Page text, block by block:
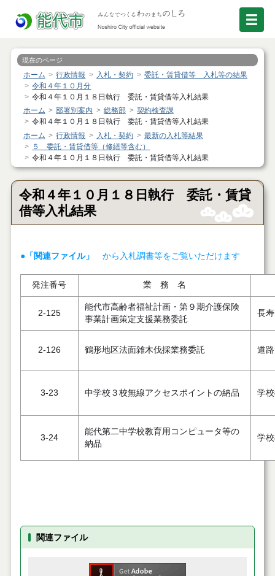
現在のページ
ホーム 行政情報 入札・契約
委託・賃貸借等 入札等の結果
令和４年１０月分
令和４年１０月１８日執行 委託・賃貸借等入札結果
ホーム
部署別案内 総務部
契約検査課
令和４年１０月１８日執行 委託・賃貸借等入札結果
ホーム
行政情報 入札・契約
最新の入札等結果
５ 委託・賃貸借等（修繕等含む）
令和４年１０月１８日執行 委託・賃貸借等入札結果
令和４年１０月１８日執行 委託・賃貸
借等入札結果
●「関連ファイル」 から入札調書等をご覧いただけます
発注番号 業 務 名
2-125
能代市高齢者福祉計画・第９期介護保険
事業計画策定支援業務委託
長
2-126 鶴形地区法面雑木伐採業務委託 道
3-23 中学校３校無線アクセスポイントの納品 学
3-24
能代第二中学校教育用コンピュータ等の
納品
学
関連ファイル